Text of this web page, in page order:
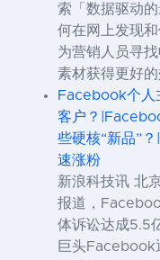
索「数据驱动
何在网上发现
为营销人员寻
素材获得更好
Facebook个人
客户？
些硬核“新品”
速涨粉
新浪科技讯 北
报道，
体诉讼达成5.5
巨头Facebook